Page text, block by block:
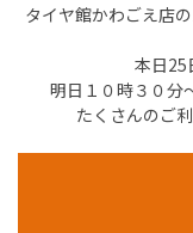
タイヤ館かわごえ店
本日25
明日１０時３０分
たくさんのご